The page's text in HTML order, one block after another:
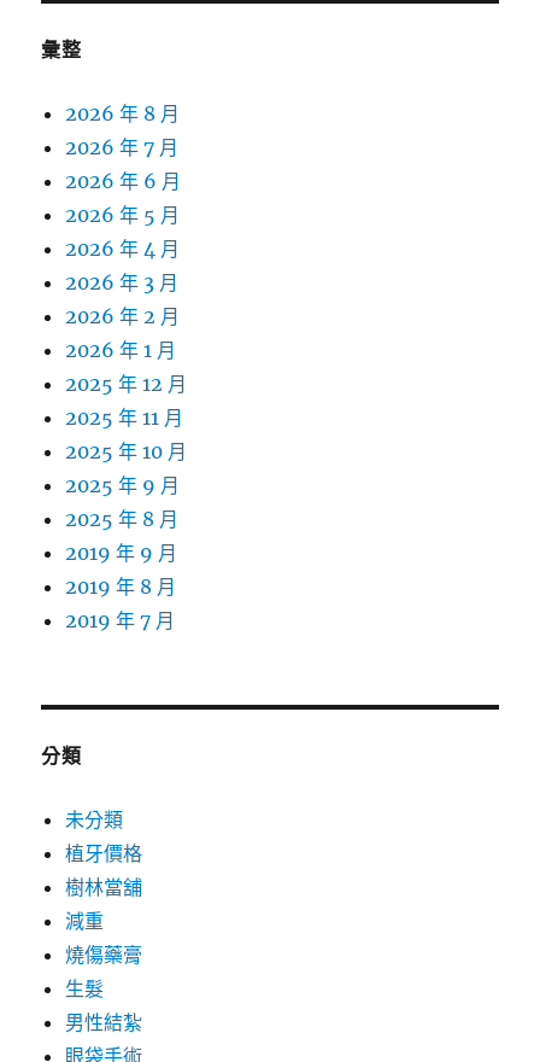
彙整
2026 年 8 月
2026 年 7 月
2026 年 6 月
2026 年 5 月
2026 年 4 月
2026 年 3 月
2026 年 2 月
2026 年 1 月
2025 年 12 月
2025 年 11 月
2025 年 10 月
2025 年 9 月
2025 年 8 月
2019 年 9 月
2019 年 8 月
2019 年 7 月
分類
未分類
植牙價格
樹林當舖
減重
燒傷藥膏
生髮
男性結紮
眼袋手術